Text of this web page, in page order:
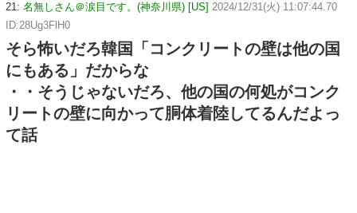
21: 名無しさん＠涙目です。(神奈川県) [US] 2024/12/31(火) 11:07:44.70
ID:28Ug3FlH0
そら怖いだろ韓国「コンクリートの壁は他の国
にもある」だからな
・・そうじゃないだろ、他の国の何処がコンク
リートの壁に向かって胴体着陸してるんだよっ
て話